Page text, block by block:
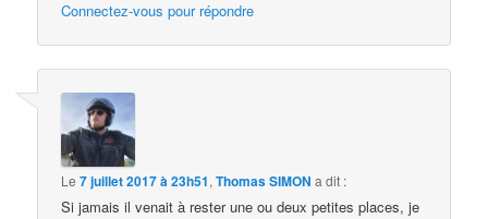
Connectez-vous pour répondre
Le7 juillet 2017 à 23h51,Thomas SIMON a dit :
Si jamais il venait à rester une ou deux petites places, je